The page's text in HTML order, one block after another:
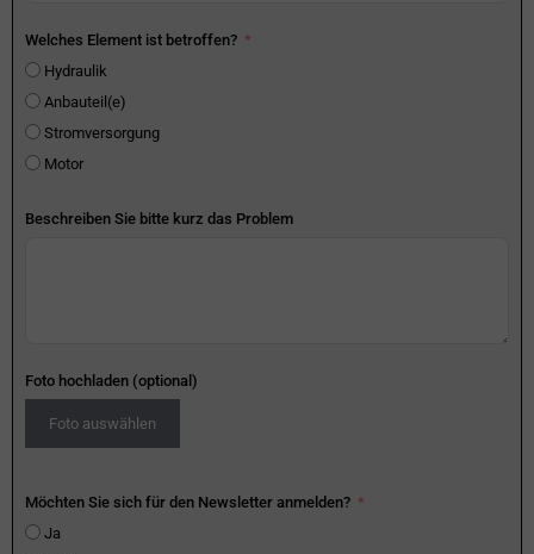
Welches Element ist betroffen?
Hydraulik
Anbauteil(e)
Stromversorgung
Motor
Beschreiben Sie bitte kurz das Problem
Foto hochladen (optional)
Foto auswählen
Möchten Sie sich für den Newsletter anmelden?
Ja